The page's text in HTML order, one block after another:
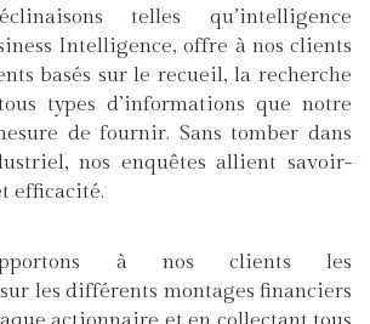
telles qu’intelligence
Intelligence, offre à nos clients
basés sur le recueil, la recherche
types d’informations que notre
de fournir. Sans tomber dans
nos enquêtes allient savoir-
efficacité.
à nos clients les
les différents montages financiers